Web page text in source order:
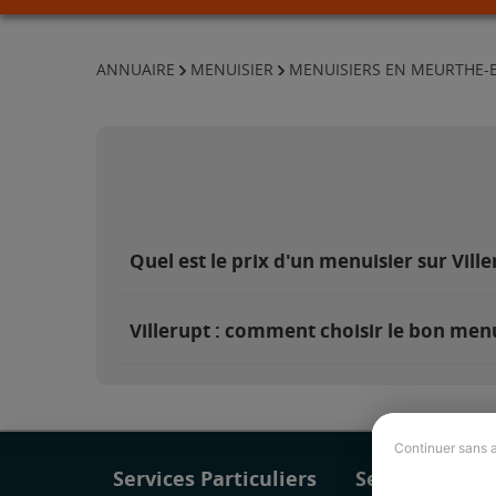
Continuer sans
ANNUAIRE MENUISIER MENUISIERS EN MEURTHE-
Quel est le prix d'un menuisier sur
Villerupt : comment choisir le bon
Services Particuliers Services Pro